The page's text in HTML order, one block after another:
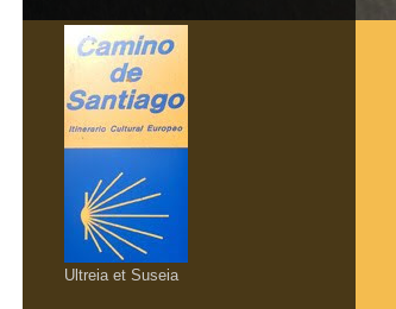
Ultreia et Suseia